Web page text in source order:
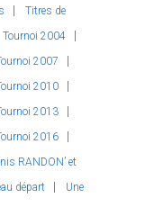
Titres de
Tournoi 2004
2007
2010
2013
2016
RANDON’ et
départ
Une